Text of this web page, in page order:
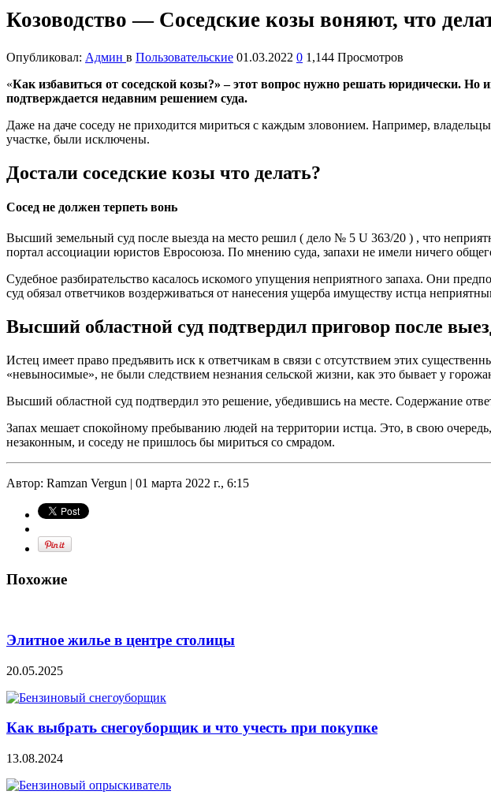
Козоводство — Соседские козы воняют, что
Опубликовал: Админ в Пользовательские 01.03.2022 0 1,144 Просмотров
«Как избавиться от соседской козы?» – этот вопрос нужно решать юридически.
подтверждается недавним решением суда.
Даже на даче соседу не приходится мириться с каждым зловонием. Например,
участке, были исключены.
Достали соседские козы что делать?
Сосед не должен терпеть вонь
Высший земельный суд после выезда на место решил ( дело № 5 U 363/20 ) , что
портал ассоциации юристов Евросоюза. По мнению суда, запахи не имели ничего
Судебное разбирательство касалось искомого упущения неприятного запаха. Они
суд обязал ответчиков воздерживаться от нанесения ущерба имуществу истца
Высший областной суд подтвердил приговор после
Истец имеет право предъявить иск к ответчикам в связи с отсутствием этих
«невыносимые», не были следствием незнания сельской жизни, как это бывает у
Высший областной суд подтвердил это решение, убедившись на месте. Содержание
Запах мешает спокойному пребыванию людей на территории истца. Это, в свою
незаконным, и соседу не пришлось бы мириться со смрадом.
Автор: Ramzan Vergun | 01 марта 2022 г., 6:15
Похожие
Элитное жилье в центре столицы
20.05.2025
Как выбрать снегоуборщик и что учесть при покупке
13.08.2024